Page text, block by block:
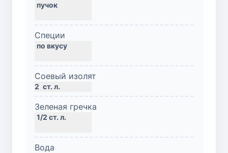
Специи
Соевый изолят
2 ст. л.
Зеленая гречка
Вода